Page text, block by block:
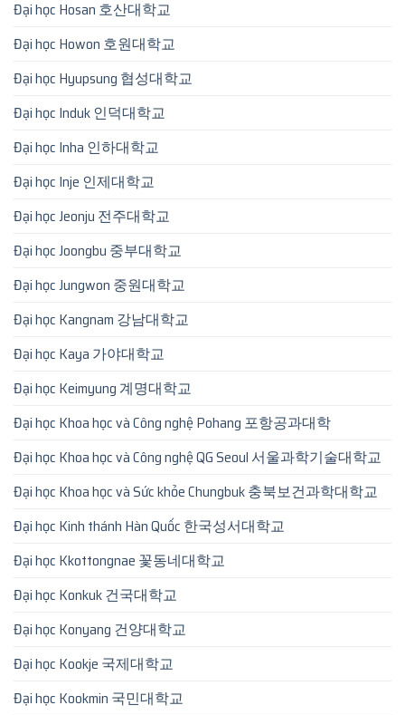
Đại học Hosan 호산대학교
Đại học Howon 호원대학교
Đại học Hyupsung 협성대학교
Đại học Induk 인덕대학교
Đại học Inha 인하대학교
Đại học Inje 인제대학교
Đại học Jeonju 전주대학교
Đại học Joongbu 중부대학교
Đại học Jungwon 중원대학교
Đại học Kangnam 강남대학교
Đại học Kaya 가야대학교
Đại học Keimyung 계명대학교
Đại học Khoa học và Công nghệ Pohang 포항공과대학
Đại học Khoa học và Công nghệ QG Seoul 서울과학기술대학교
Đại học Khoa học và Sức khỏe Chungbuk 충북보건과학대학교
Đại học Kinh thánh Hàn Quốc 한국성서대학교
Đại học Kkottongnae 꽃동네대학교
Đại học Konkuk 건국대학교
Đại học Konyang 건양대학교
Đại học Kookje 국제대학교
Đại học Kookmin 국민대학교